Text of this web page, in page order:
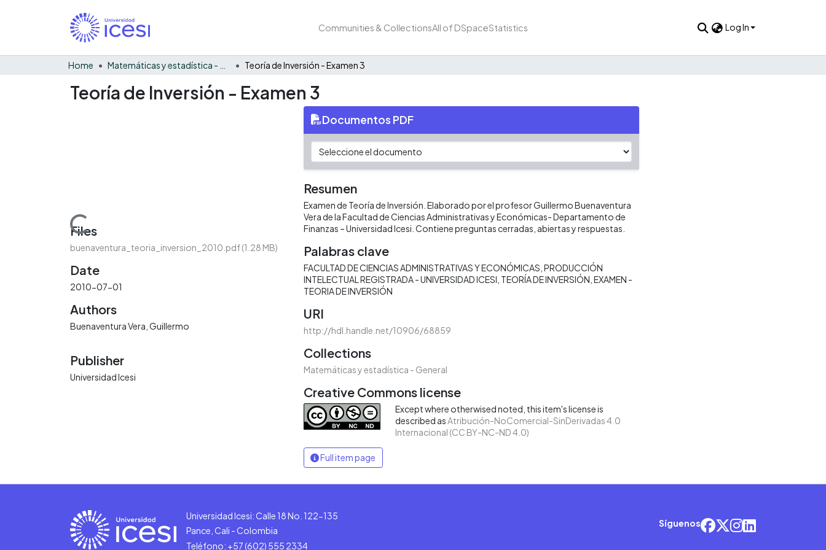
Communities & CollectionsAll of DSpaceStatistics Log In
Home Teoría de Inversión - Examen 3
Teoría de Inversión - Examen 3
Loading...
Files
buenaventura_teoria_inversion_2010.pdf(1.28 MB)
Date
2010-07-01
Authors
Buenaventura Vera, Guillermo
Publisher
Universidad Icesi
Documentos PDF
Resumen
Examen de Teoría de Inversión. Elaborado por el profesor Guillermo Buenaventura
Vera de la Facultad de Ciencias Administrativas y Económicas- Departamento de
Finanzas – Universidad Icesi. Contiene preguntas cerradas, abiertas y respuestas.
Palabras clave
FACULTAD DE CIENCIAS ADMINISTRATIVAS Y ECONÓMICAS PRODUCCIÓN
INTELECTUAL REGISTRADA - UNIVERSIDAD ICESI TEORÍA DE INVERSIÓN EXAMEN -
TEORIA DE INVERSIÓN
URI
http://hdl.handle.net/10906/68859
Collections
Matemáticas y estadística - General
Creative Commons license
Except where otherwised noted, this item's license is
described as Atribución-NoComercial-SinDerivadas 4.0
Internacional (CC BY-NC-ND 4.0)
Full item page
Universidad Icesi: Calle 18 No. 122-135
Pance, Cali - Colombia
Teléfono: +57 (602) 555 2334
Síguenos